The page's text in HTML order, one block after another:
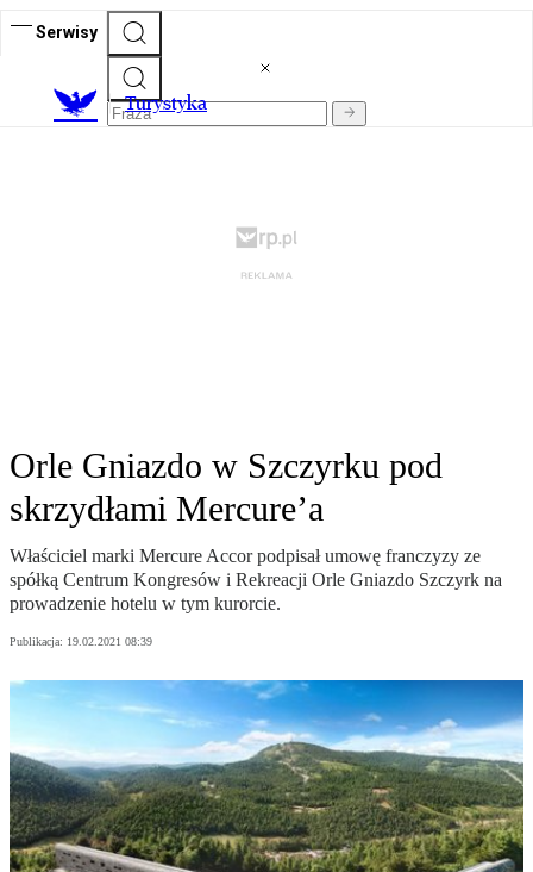
Serwisy
Turystyka
Orle Gniazdo w Szczyrku pod
skrzydłami Mercure’a
Właściciel marki Mercure Accor podpisał umowę franczyzy ze
spółką Centrum Kongresów i Rekreacji Orle Gniazdo Szczyrk na
prowadzenie hotelu w tym kurorcie.
Publikacja: 19.02.2021 08:39